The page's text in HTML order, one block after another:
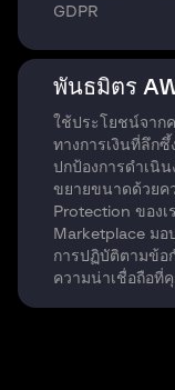
GDPR
พันธมิตร
ใช้ประโยชน์จาก
ทางการเงินที่ลึกซึ้
ปกป้องการดำเนิ
ขยายขนาดด้วยค
Protection ของเ
Marketplace มอ
การปฏิบัติตามข้อ
ความน่าเชื่อถือที่